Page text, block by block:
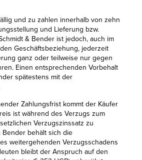
und zu zahlen innerhalb von zehn
und Lieferung bzw.
& Bender ist jedoch, auch im
Geschäftsbeziehung, jederzeit
ganz oder teilweise nur gegen
Einen entsprechenden Vorbehalt
spätestens mit der
Zahlungsfrist kommt der Käufer
ist während des Verzugs zum
Verzugszinssatz zu
Bender behält sich die
weitergehenden Verzugsschadens
bleibt der Anspruch auf den